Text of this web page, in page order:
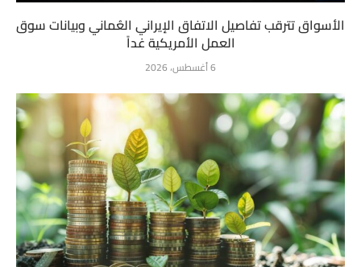
الأسواق تترقب تفاصيل الاتفاق الإيراني العُماني وبيانات سوق
العمل الأمريكية غداً
6 أغسطس، 2026